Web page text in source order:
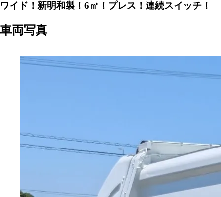
ワイド！新明和製！6㎥！プレス！連続スイッチ！
車両写真